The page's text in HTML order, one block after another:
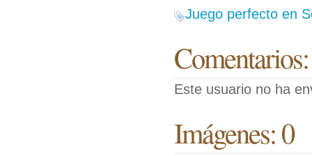
Juego perfecto en
Este usuario no ha
Imágenes: 0